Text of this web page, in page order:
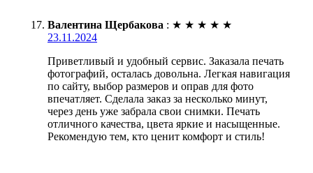
Валентина Щербакова : ★ ★ ★ ★ ★
23.11.2024
Приветливый и удобный сервис. Заказала печать
фотографий, осталась довольна. Легкая навигация
по сайту, выбор размеров и оправ для фото
впечатляет. Сделала заказ за несколько минут,
через день уже забрала свои снимки. Печать
отличного качества, цвета яркие и насыщенные.
Рекомендую тем, кто ценит комфорт и стиль!